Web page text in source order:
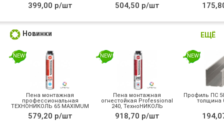
399,00 р/шт 504,50 р/шт
ЕЩЁ
Новинки
NEW
Пена монтажная
профессиональная
ТЕХНОНИКОЛЬ 65 MAXIMUM
зимняя
579,20 р/шт
NEW
Пена монтажная
огнестойкая Professional
240, ТехноНИКОЛЬ
918,70 р/шт
NEW
Профиль ПС
толщина